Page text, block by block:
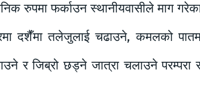
रुपमा फर्काउन स्थानीयवासीले माग
दशैँमा तलेजुलाई चढाउने, कमलको
र जिब्रो छड्ने जात्रा चलाउने